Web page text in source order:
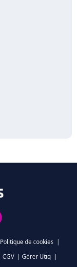
Politique de cookies |
CGV | Gérer Utiq |